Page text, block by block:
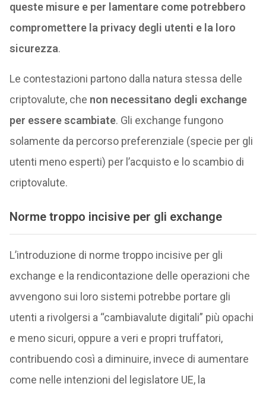
queste misure e per lamentare come potrebbero
compromettere la privacy degli utenti e la loro
sicurezza.
Le contestazioni partono dalla natura stessa delle
criptovalute, che non necessitano degli exchange
per essere scambiate. Gli exchange fungono
solamente da percorso preferenziale (specie per gli
utenti meno esperti) per l’acquisto e lo scambio di
criptovalute.
Norme troppo incisive per gli exchange
L’introduzione di norme troppo incisive per gli
exchange e la rendicontazione delle operazioni che
avvengono sui loro sistemi potrebbe portare gli
utenti a rivolgersi a “cambiavalute digitali” più opachi
e meno sicuri, oppure a veri e propri truffatori,
contribuendo così a diminuire, invece di aumentare
come nelle intenzioni del legislatore UE, la